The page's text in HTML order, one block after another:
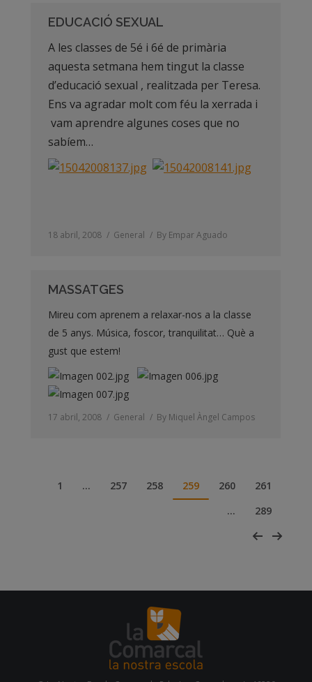
EDUCACIÓ SEXUAL
A les classes de 5é i 6é de primària
aquesta setmana hem tingut la classe
d’educació sexual , realitzada per Teresa.
Ens va agradar molt com féu la xerrada i
vam aprendre algunes coses que no
sabíem…
18 abril, 2008 General By Empar Aguado
MASSATGES
Mireu com aprenem a relaxar-nos a la classe
de 5 anys. Música, foscor, tranquilitat… Què a
gust que estem!
17 abril, 2008 General By Miquel Àngel Campos
1 … 257 258 259 260
261
…
289